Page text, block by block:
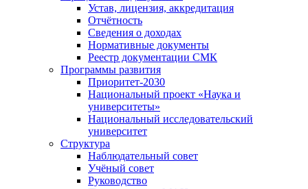
Устав, лицензия, аккредитация
Отчётность
Сведения о доходах
Нормативные документы
Реестр документации СМК
Программы развития
Приоритет-2030
Национальный проект «Наука и
университеты»
Национальный исследовательский
университет
Структура
Наблюдательный совет
Учёный совет
Руководство